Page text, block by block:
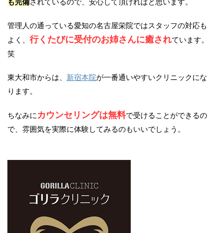
管理人の通っている愛知の名古屋栄院ではスタッフの対応も
よく、 行くたびに受付のお姉さんに癒されています。
笑
東大和市からは、 新宿本院が一番通いやすいクリニックにな
ります。
ちなみに カウンセリングは無料で受けることができるの
で、雰囲気を実際に体験してみるのもいいでしょう。